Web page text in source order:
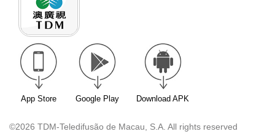
App Store Google Play Download APK
©2026 TDM-Teledifusão de Macau, S.A. All rights reserved